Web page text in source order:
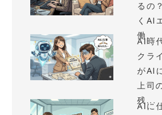
るの
くAI
働...
AI時
クラ
がAI
上司
残...
AIに